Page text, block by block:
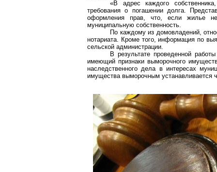
«В адрес каждого
требования о погашении долга.
оформления прав, что, если жилье
муниципальную собственность.
По каждому из домовладений,
нотариата. Кроме того, информация по
сельской администрации.
В результате проведенной
имеющий признаки выморочного
наследственного дела в интересах
имущества выморочным устанавливается